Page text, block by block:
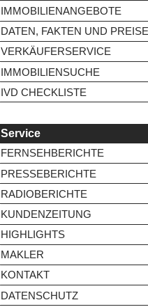
IMMOBILIENANGEBOTE
DATEN, FAKTEN UND
VERKÄUFERSERVICE
IMMOBILIENSUCHE
IVD CHECKLISTE
Service
FERNSEHBERICHTE
PRESSEBERICHTE
RADIOBERICHTE
KUNDENZEITUNG
HIGHLIGHTS
MAKLER
KONTAKT
DATENSCHUTZ